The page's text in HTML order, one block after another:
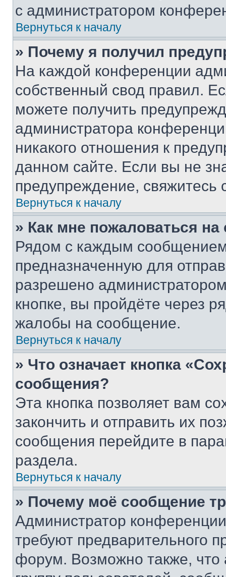
с администратором
Вернуться к началу
» Почему я получил
На каждой конференции
собственный свод правил.
можете получить
администратора
никакого отношения к
данном сайте. Если вы не
предупреждение,
Вернуться к началу
» Как мне пожаловаться
Рядом с каждым сообщением
предназначенную для
разрешено
кнопке, вы пройдёте через
жалобы на сообщение.
Вернуться к началу
» Что означает кнопка
сообщения?
Эта кнопка позволяет вам
закончить и отправить их
сообщения перейдите в
раздела.
Вернуться к началу
» Почему моё сообщение
Администратор
требуют предварительного
форум. Возможно также, что